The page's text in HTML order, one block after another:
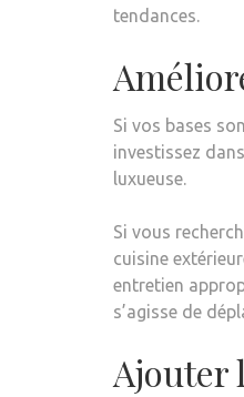
tendances.
Si vos bases
investissez
luxueuse.
Si vous
cuisine
entretien
s’agisse de
Ajouter